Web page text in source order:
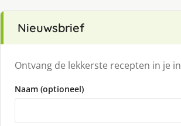
Nieuwsbrief
Ontvang de lekkerste recepten in je
Naam (optioneel)